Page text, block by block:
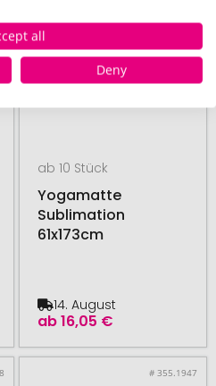
ab 10 Stück
Yogamatte
Sublimation
61x173cm
ab16,05 €
14. August
# 355.1947
all
Deny